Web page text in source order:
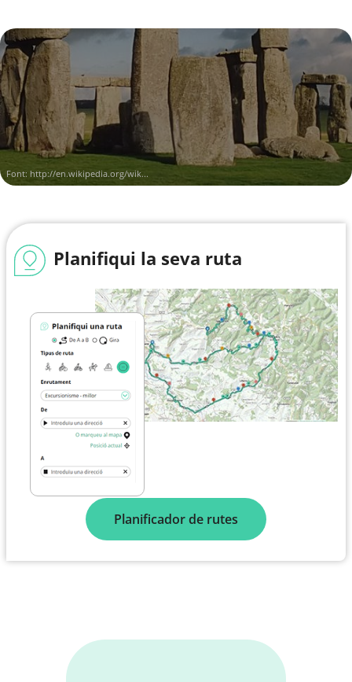
Font: http://en.wikipedia.org/wik...
Planifiqui la seva ruta
Planificador de rutes